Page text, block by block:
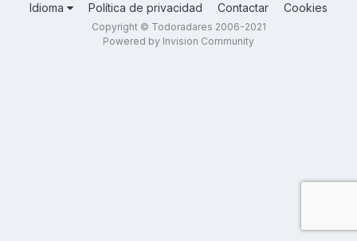
Idioma Política de privacidad Contactar Cookies
Copyright © Todoradares 2006-2021
Powered by Invision Community